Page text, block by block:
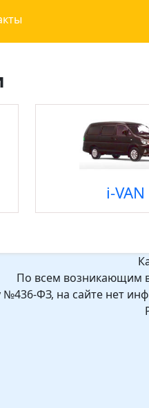
i-VAN
По всем возникающим
№436-ФЗ, на сайте нет